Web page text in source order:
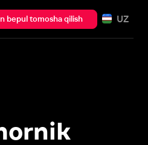
bepul tomosha qilish UZ